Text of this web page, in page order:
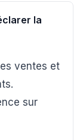
la
ventes et
sur